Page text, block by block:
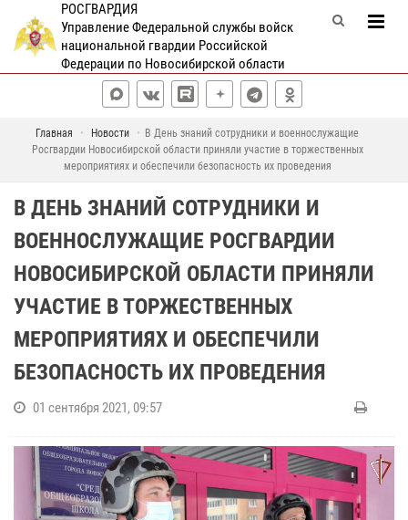
РОСГВАРДИЯ
Управление Федеральной службы войск
национальной гвардии Российской
Федерации по Новосибирской области
Главная Новости
В День знаний сотрудники и военнослужащие
Росгвардии Новосибирской области приняли участие в торжественных
мероприятиях и обеспечили безопасность их проведения
В ДЕНЬ ЗНАНИЙ СОТРУДНИКИ И
ВОЕННОСЛУЖАЩИЕ РОСГВАРДИИ
НОВОСИБИРСКОЙ ОБЛАСТИ ПРИНЯЛИ
УЧАСТИЕ В ТОРЖЕСТВЕННЫХ
МЕРОПРИЯТИЯХ И ОБЕСПЕЧИЛИ
БЕЗОПАСНОСТЬ ИХ ПРОВЕДЕНИЯ
01 сентября 2021, 09:57